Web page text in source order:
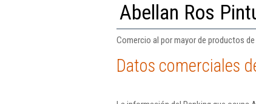
Abellan Ros
Comercio al por mayor de productos
Datos comerciales